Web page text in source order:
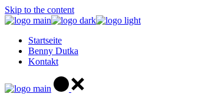
Skip to the content
Startseite
Benny Dutka
Kontakt